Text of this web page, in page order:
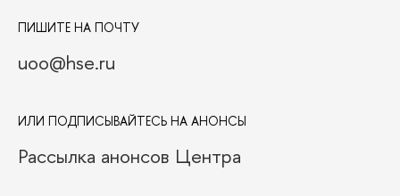
ПИШИТЕ НА ПОЧТУ
uoo@hse.ru
ИЛИ ПОДПИСЫВАЙТЕСЬ НА АНОНСЫ
Рассылка анонсов Центра